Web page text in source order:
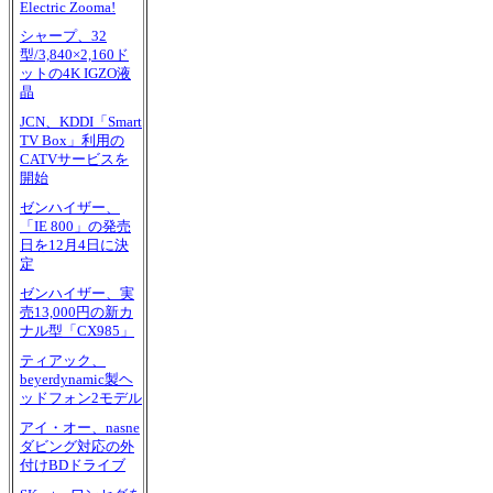
Electric Zooma!
シャープ、32
型/3,840×2,160ド
ットの4K IGZO液
晶
JCN、KDDI「Smart
TV Box」利用の
CATVサービスを
開始
ゼンハイザー、
「IE 800」の発売
日を12月4日に決
定
ゼンハイザー、実
売13,000円の新カ
ナル型「CX985」
ティアック、
beyerdynamic製ヘ
ッドフォン2モデル
アイ・オー、nasne
ダビング対応の外
付けBDドライブ